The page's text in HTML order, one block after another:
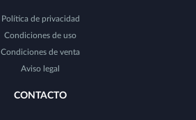
Política de privacidad
Condiciones de uso
Condiciones de venta
Aviso legal
CONTACTO